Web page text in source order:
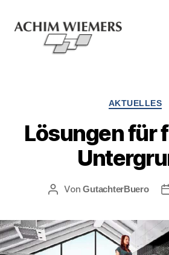
AKTUELLES
Lösungen für
VonGutachterBuero